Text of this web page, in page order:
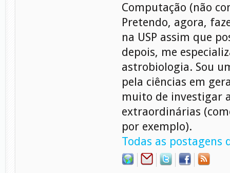
Computação (não
Pretendo, agora,
na USP assim que
depois, me
astrobiologia. Sou
pela ciências em
muito de investigar
extraordinárias
por exemplo).
Todas as postagens